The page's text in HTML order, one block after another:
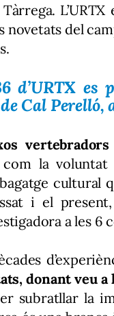
novetats del
d’URTX es
Cal
vertebradors
la
cultural
i el
a les 6
donant veu
subratllar la